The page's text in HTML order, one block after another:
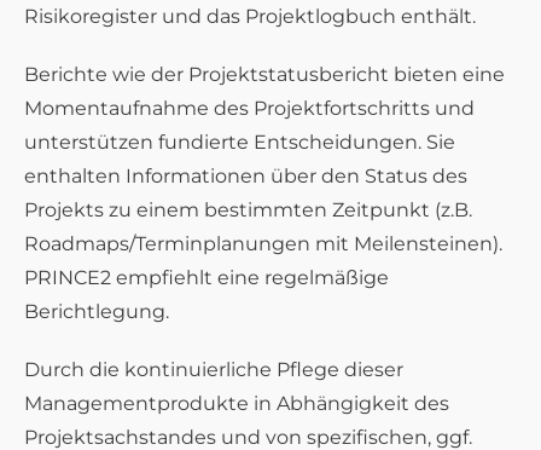
Risikoregister und das Projektlogbuch enthält.
Berichte wie der Projektstatusbericht bieten eine
Momentaufnahme des Projektfortschritts und
unterstützen fundierte Entscheidungen. Sie
enthalten Informationen über den Status des
Projekts zu einem bestimmten Zeitpunkt (z.B.
Roadmaps/Terminplanungen mit Meilensteinen).
PRINCE2 empfiehlt eine regelmäßige
Berichtlegung.
Durch die kontinuierliche Pflege dieser
Managementprodukte in Abhängigkeit des
Projektsachstandes und von spezifischen, ggf.